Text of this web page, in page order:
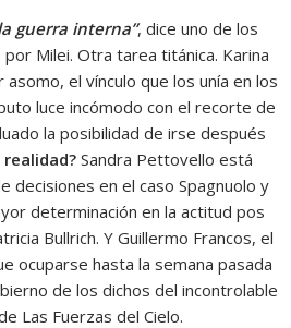
guerra interna”, dice uno de los
Milei. Otra tarea titánica. Karina
el vínculo que los unía en los
luce incómodo con el recorte de
la posibilidad de irse después
Sandra Pettovello está
decisiones en el caso Spagnuolo y
determinación en la actitud pos
Bullrich. Y Guillermo Francos, el
ocuparse hasta la semana pasada
de los dichos del incontrolable
Las Fuerzas del Cielo.